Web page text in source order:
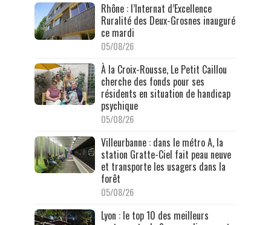
Rhône : l’Internat d’Excellence
Ruralité des Deux-Grosnes inauguré
ce mardi
05/08/26
À la Croix-Rousse, Le Petit Caillou
cherche des fonds pour ses
résidents en situation de handicap
psychique
05/08/26
Villeurbanne : dans le métro A, la
station Gratte-Ciel fait peau neuve
et transporte les usagers dans la
forêt
05/08/26
Lyon : le top 10 des meilleurs